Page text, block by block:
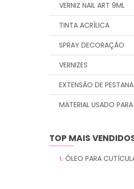
VERNIZ NAIL ART 9ML
TINTA ACRÍLICA
SPRAY DECORAÇÃO
VERNIZES
EXTENSÃO DE
MATERIAL USADO
TOP MAIS
1. ÓLEO PARA